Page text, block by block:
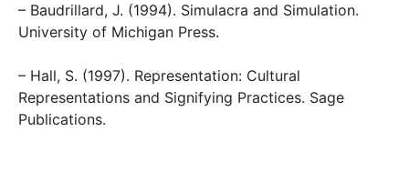
– Baudrillard, J. (1994). Simulacra and Simulation.
University of Michigan Press.
– Hall, S. (1997). Representation: Cultural
Representations and Signifying Practices. Sage
Publications.